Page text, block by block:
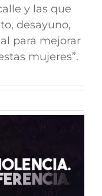
y las que
desayuno,
para mejorar
mujeres”.